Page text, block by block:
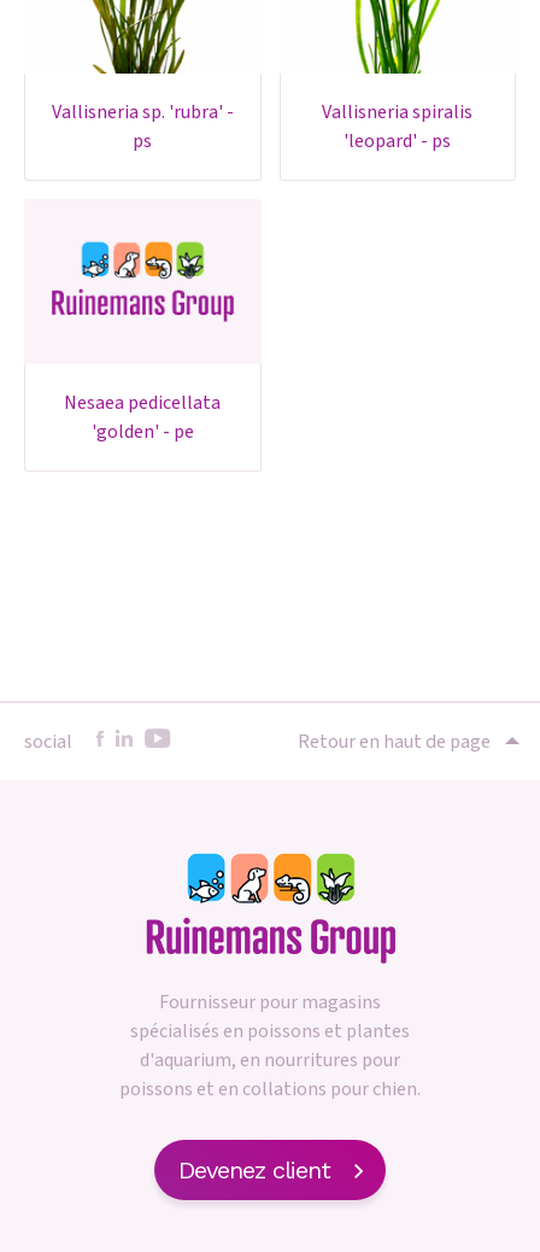
vallisneria sp. 'rubra' -
ps
vallisneria spiralis
'leopard' - ps
nesaea pedicellata
'golden' - pe
social Retour en haut de page
Fournisseur pour magasins
spécialisés en poissons et plantes
d'aquarium, en nourritures pour
poissons et en collations pour chien.
Devenez client